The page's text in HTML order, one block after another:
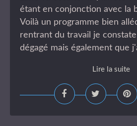
étant en conjonction avec la
Voilà un programme bien
rentrant du travail je
dégagé mais également que
Lire la suite